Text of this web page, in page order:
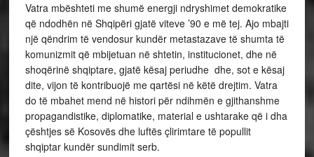
Vatra mbështeti me shumë energji ndryshimet demokratike
që ndodhën në Shqipëri gjatë viteve ’90 e më tej. Ajo mbajti
një qëndrim të vendosur kundër metastazave të shumta të
komunizmit që mbijetuan në shtetin, institucionet, dhe në
shoqërinë shqiptare, gjatë kësaj periudhe dhe, sot e kësaj
dite, vijon të kontribuojë me qartësi në këtë drejtim. Vatra
do të mbahet mend në histori për ndihmën e gjithanshme
propagandistike, diplomatike, material e ushtarake që i dha
çështjes së Kosovës dhe luftës çlirimtare të popullit
shqiptar kundër sundimit serb.